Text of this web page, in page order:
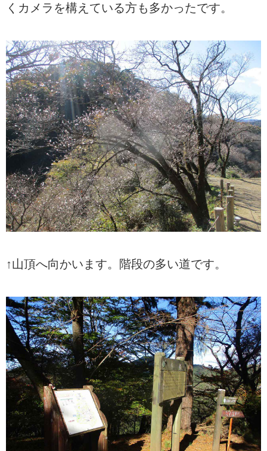
くカメラを構えている方も多かったです。
↑山頂へ向かいます。階段の多い道です。